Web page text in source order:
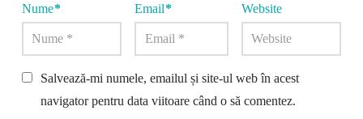
Nume* Email* Website
Salvează-mi numele, emailul și site-ul web în acest
navigator pentru data viitoare când o să comentez.